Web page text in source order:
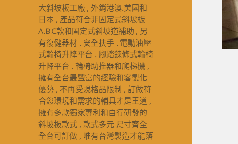
大斜坡板工廠 , 外銷港澳.美國和
日本 , 產品符合非固定式斜坡板
A.B.C款和固定式斜坡道補助 , 另
有復健器材 . 安全扶手 . 電動油壓
式輪椅升降平台 . 腳踏鍊條式輪椅
升降平台 . 輪椅助推器和爬梯機 ,
擁有全台最豐富的經驗和客製化
優勢 , 不再受規格品限制 , 訂做符
合您環境和需求的輔具才是王道 ,
擁有多款獨家專利和自行研發的
斜坡板款式 , 款式多元 尺寸齊全
全台可訂做 , 唯有台灣製造才能落